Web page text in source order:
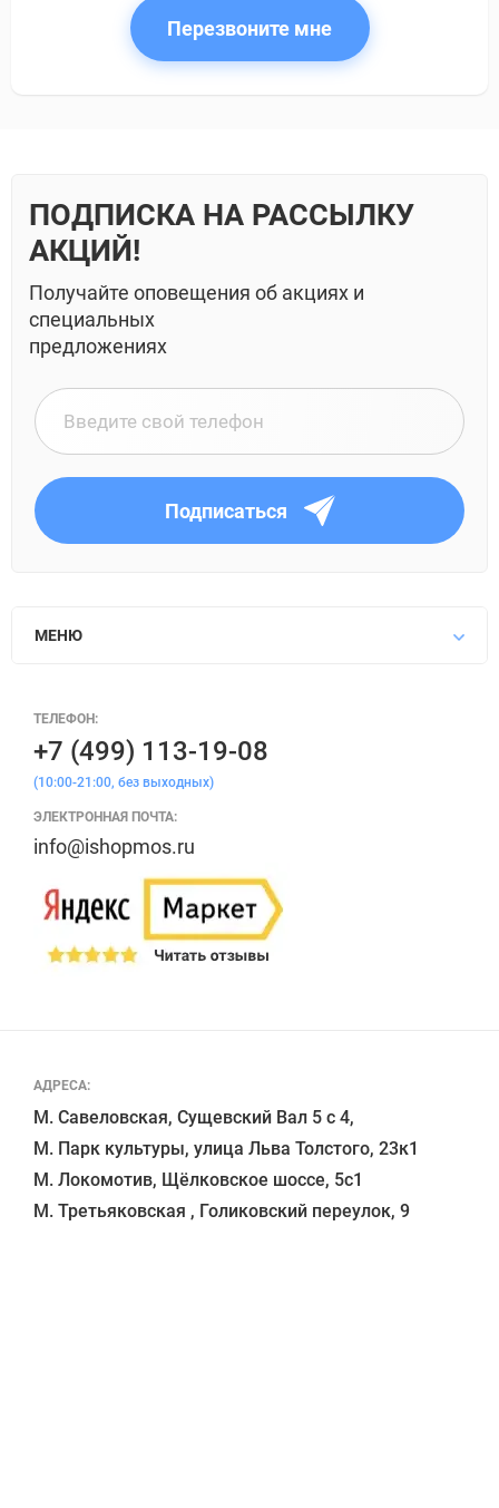
Перезвоните мне
ПОДПИСКА НА РАССЫЛКУ
АКЦИЙ!
Получайте оповещения об акциях и
специальных
предложениях
Подписаться
МЕНЮ
АДРЕСА:
М. Савеловская, Сущевский Вал 5 с 4,
М. Парк культуры, улица Льва Толстого, 23к1
М. Локомотив, Щёлковское шоссе, 5с1
ТЕЛЕФОН:
+7 (499) 113-19-08
(10:00-21:00, без выходных)
ЭЛЕКТРОННАЯ ПОЧТА:
info@ishopmos.ru